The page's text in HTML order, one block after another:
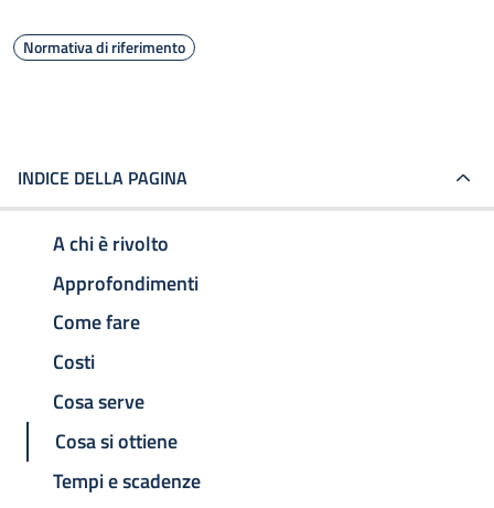
Normativa di riferimento
INDICE DELLA PAGINA
A chi è rivolto
Approfondimenti
Come fare
Costi
Cosa serve
Cosa si ottiene
Tempi e scadenze